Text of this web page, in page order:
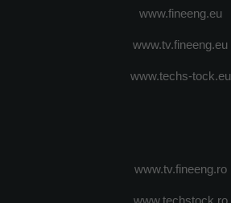
www.fineeng.eu
www.tv.fineeng.eu
www.techs-tock.eu
www.tv.fineeng.ro
www.techstock.ro